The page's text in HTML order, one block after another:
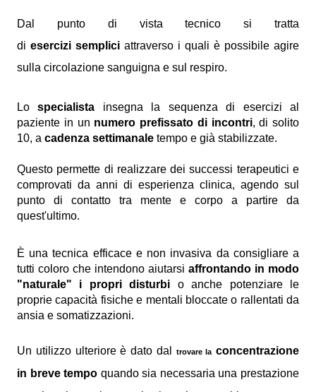
Dal punto di vista tecnico si tratta
di esercizi semplici attraverso i quali è possibile agire
sulla circolazione sanguigna e sul respiro.
Lospecialista insegna la sequenza di esercizi al
paziente in un numero prefissato di incontri, di solito
10, a cadenza settimanale tempo e già stabilizzate.
Questo permette di realizzare dei successi terapeutici e
comprovati da anni di esperienza clinica, agendo sul
punto di contatto tra mente e corpo a partire da
quest'ultimo.
È una tecnica efficace e non invasiva da consigliare a
tutti coloro che intendono aiutarsi affrontando in modo
"naturale" i propri disturbi o anche potenziare le
proprie capacità fisiche e mentali bloccate o rallentati da
ansia e somatizzazioni.
Un utilizzo ulteriore è dato dal trovare la concentrazione
in breve tempo quando sia necessaria una prestazione